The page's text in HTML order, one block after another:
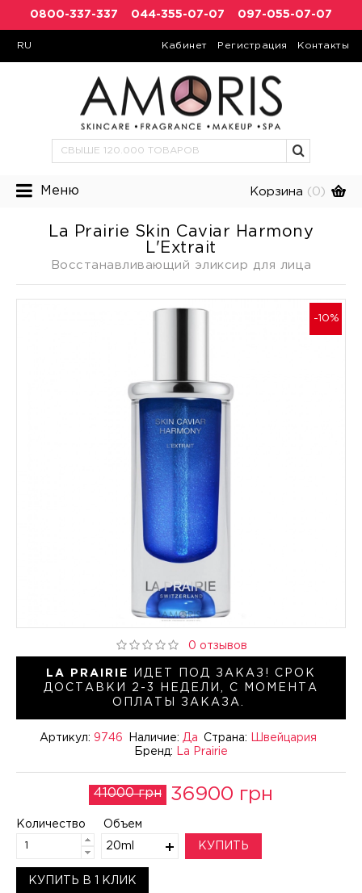
0800-337-337 044-355-07-07 097-055-07-07
RU Кабинет Регистрация Контакты
Меню Корзина (0)
La Prairie Skin Caviar Harmony
L'Extrait
Восстанавливающий эликсир для лица
-10%
LA PRAIRIE
ИДЕТ ПОД ЗАКАЗ! СРОК
ДОСТАВКИ 2-3 НЕДЕЛИ, С МОМЕНТА
ОПЛАТЫ ЗАКАЗА.
Артикул: 9746 Наличие: Да Страна:
Швейцария
Бренд:
La Prairie
0 отзывов
41000 грн 36900 грн
Количество Объем
20ml КУПИТЬ
КУПИТЬ В 1 КЛИК